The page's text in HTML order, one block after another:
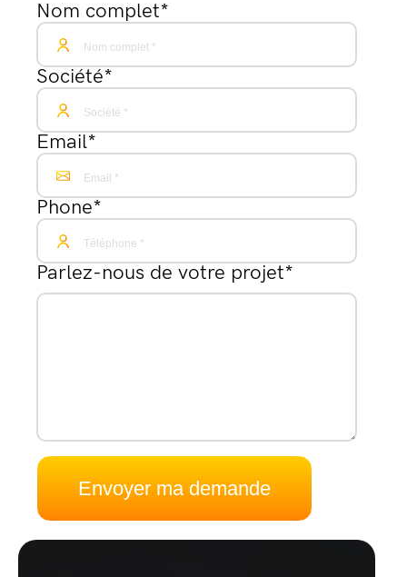
Nom complet*
Société*
Email*
Phone*
Parlez-nous de votre projet*